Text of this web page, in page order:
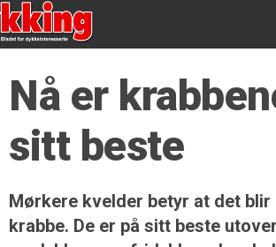
Nå er
sitt beste
Mørkere kvelder betyr at det blir
krabbe. De er på sitt beste